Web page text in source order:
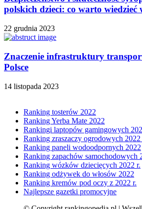
polskich dzieci: co warto wiedzieć
22 grudnia 2023
Znaczenie infrastruktury
Polsce
14 listopada 2023
Ranking tosterów 2022
Ranking Yerba Mate 2022
Rankingi laptopów gamingowych
Ranking zraszaczy ogrodowych 2022
Ranking paneli wodoodpornych 2022
Ranking zapachów samochodowych
Ranking wózków dziecięcych 2022 r.
Ranking odżywek do włosów 2022
Ranking kremów pod oczy z 2022 r.
Najlepsze gazetki promocyjne